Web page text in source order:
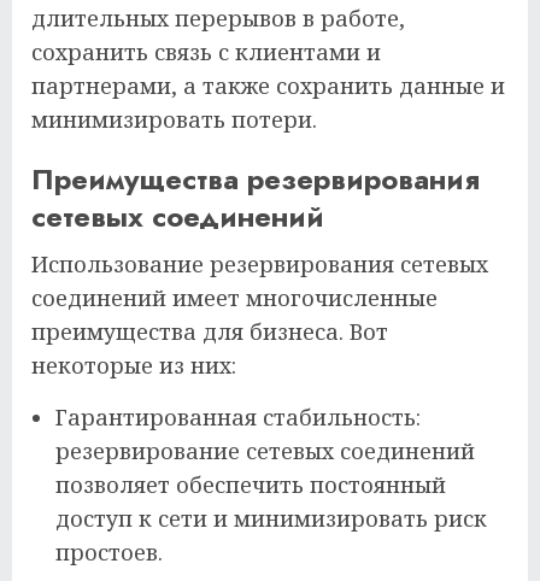
длительных перерывов в работе,
сохранить связь с клиентами и
партнерами, а также сохранить данные и
минимизировать потери.
Преимущества резервирования
сетевых соединений
Использование резервирования сетевых
соединений имеет многочисленные
преимущества для бизнеса. Вот
некоторые из них:
Гарантированная стабильность:
резервирование сетевых соединений
позволяет обеспечить постоянный
доступ к сети и минимизировать риск
простоев.